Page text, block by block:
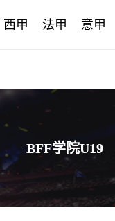
西甲 法甲 意甲
BFF学院U19